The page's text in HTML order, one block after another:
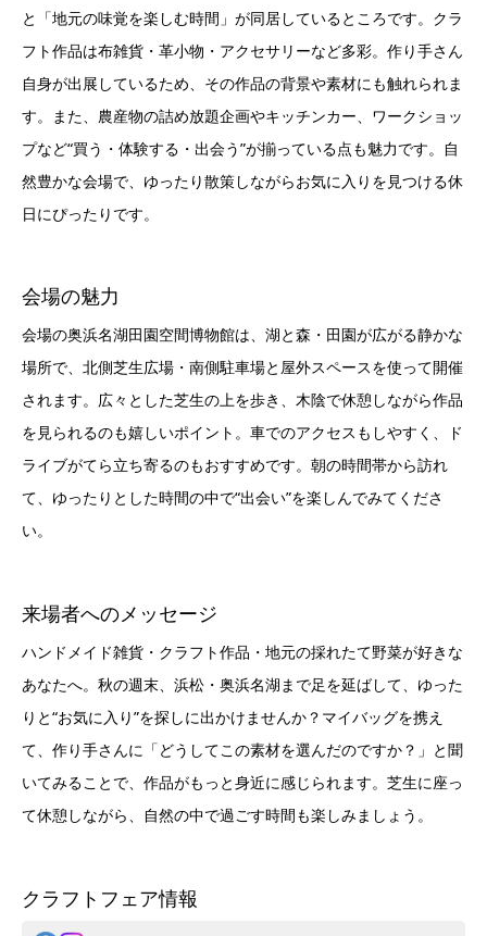
と「地元の味覚を楽しむ時間」が同居しているところです。クラ
フト作品は布雑貨・革小物・アクセサリーなど多彩。作り手さん
自身が出展しているため、その作品の背景や素材にも触れられま
す。また、農産物の詰め放題企画やキッチンカー、ワークショッ
プなど“買う・体験する・出会う”が揃っている点も魅力です。自
然豊かな会場で、ゆったり散策しながらお気に入りを見つける休
日にぴったりです。
会場の魅力
会場の奥浜名湖田園空間博物館は、湖と森・田園が広がる静かな
場所で、北側芝生広場・南側駐車場と屋外スペースを使って開催
されます。広々とした芝生の上を歩き、木陰で休憩しながら作品
を見られるのも嬉しいポイント。車でのアクセスもしやすく、ド
ライブがてら立ち寄るのもおすすめです。朝の時間帯から訪れ
て、ゆったりとした時間の中で“出会い”を楽しんでみてくださ
い。
来場者へのメッセージ
ハンドメイド雑貨・クラフト作品・地元の採れたて野菜が好きな
あなたへ。秋の週末、浜松・奥浜名湖まで足を延ばして、ゆった
りと“お気に入り”を探しに出かけませんか？マイバッグを携え
て、作り手さんに「どうしてこの素材を選んだのですか？」と聞
いてみることで、作品がもっと身近に感じられます。芝生に座っ
て休憩しながら、自然の中で過ごす時間も楽しみましょう。
クラフトフェア情報